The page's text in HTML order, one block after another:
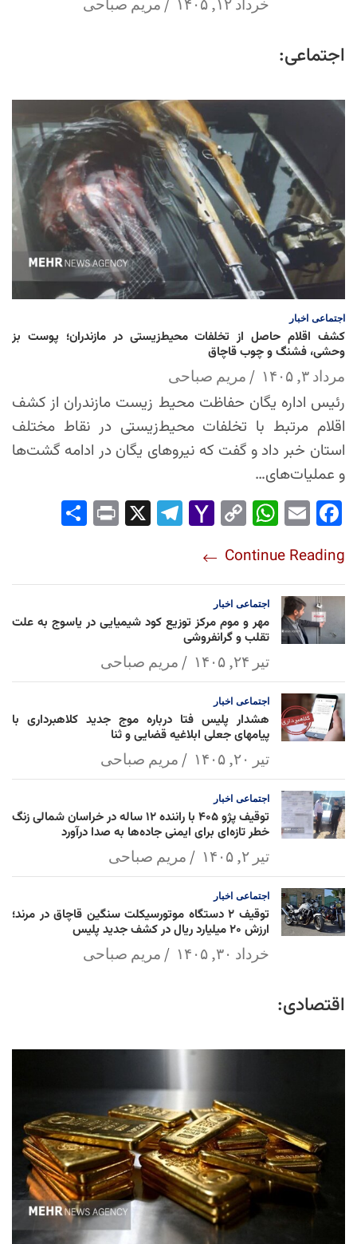
اجتماعی:
اجتماعی اخبار
کشف اقلام حاصل از تخلفات محیط‌زیستی در مازندران؛ پوست بز
وحشی، فشنگ و چوب قاچاق
مرداد ۳, ۱۴۰۵ مریم صباحی
رئیس اداره یگان حفاظت محیط زیست مازندران از کشف
اقلام مرتبط با تخلفات محیط‌زیستی در نقاط مختلف
استان خبر داد و گفت که نیروهای یگان در ادامه گشت‌ها
و عملیات‌های…
Fac
ok
Em
Wh
Ap
p
Co
Lin
k
Yah
l
Tel
Pri
Continue Reading
اجتماعی اخبار
مهر و موم مرکز توزیع کود شیمیایی در یاسوج به علت
تقلب و گرانفروشی
تیر ۲۴, ۱۴۰۵ مریم صباحی
اجتماعی اخبار
هشدار پلیس فتا درباره موج جدید کلاهبرداری با
پیامهای جعلی ابلاغیه قضایی و ثنا
تیر ۲۰, ۱۴۰۵ مریم صباحی
اجتماعی اخبار
توقیف پژو ۴۰۵ با راننده ۱۲ ساله در خراسان شمالی زنگ
خطر تازه‌ای برای ایمنی جاده‌ها به صدا درآورد
تیر ۲, ۱۴۰۵ مریم صباحی
اجتماعی اخبار
توقیف ۲ دستگاه موتورسیکلت سنگین قاچاق در مرند؛
ارزش ۲۰ میلیارد ریال در کشف جدید پلیس
خرداد ۳۰, ۱۴۰۵ مریم صباحی
اقتصادی: